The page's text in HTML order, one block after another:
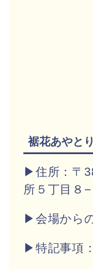
裾花あやと
▶住所：〒
所５丁目８−
▶会場から
▶特記事項：